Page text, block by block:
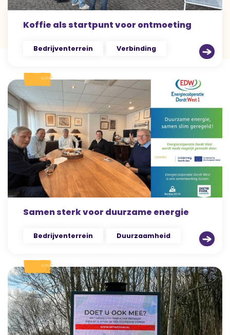
Koffie als startpunt voor ontmoeting
Bedrijventerrein Verbinding
Samen sterk voor duurzame energie
Bedrijventerrein Duurzaamheid